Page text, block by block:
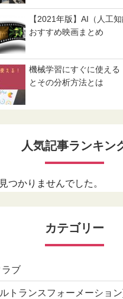
【2021年版】AI（人工
おすすめ映画まとめ
機械学習にすぐに使える
とその分析方法とは
人気記事ランキン
つかりませんでした。
カテゴリー
ブ
トランスフォーメーショ